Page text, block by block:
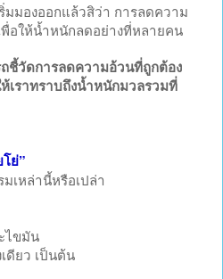
มองออกแล้วสิว่า การลดความ
อให้น้ำหนักลดอย่างที่หลายคน
ชี้วัดการลดความอ้วนที่ถูกต้อง
เราทราบถึงน้ำหนักมวลรวมที่
ย่”
เหล่านี้หรือเปล่า
ไขมัน
ดียว เป็นต้น